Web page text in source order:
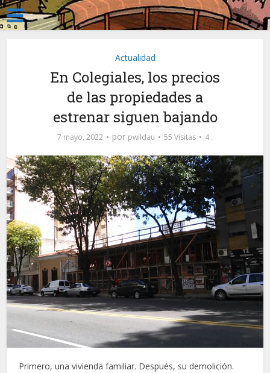
Actualidad
En Colegiales, los precios
de las propiedades a
estrenar siguen bajando
7 mayo, 2022 por pwildau 55 Visitas 4 .
Primero, una vivienda familiar. Después, su demolición.